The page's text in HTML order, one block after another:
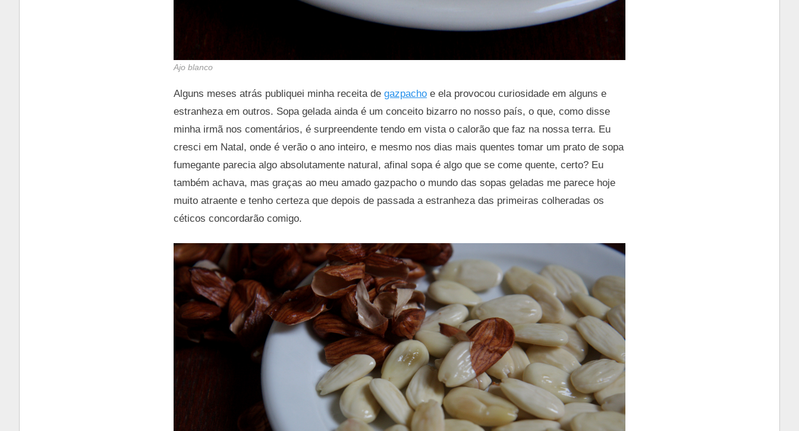
Ajo blanco
Alguns meses atrás publiquei minha receita de gazpacho e ela provocou curiosidade em alguns e
estranheza em outros. Sopa gelada ainda é um conceito bizarro no nosso país, o que, como disse
minha irmã nos comentários, é surpreendente tendo em vista o calorão que faz na nossa terra. Eu
cresci em Natal, onde é verão o ano inteiro, e mesmo nos dias mais quentes tomar um prato de sopa
fumegante parecia algo absolutamente natural, afinal sopa é algo que se come quente, certo? Eu
também achava, mas graças ao meu amado gazpacho o mundo das sopas geladas me parece hoje
muito atraente e tenho certeza que depois de passada a estranheza das primeiras colheradas os
céticos concordarão comigo.